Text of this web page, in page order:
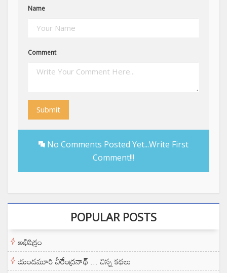
Name
Comment
Submit
No Comments Posted Yet...Write First
Comment!!!
POPULAR POSTS
అభిషిక్తం
యండమూరి వీరేంద్రనాథ్ ... చిన్న కథలు